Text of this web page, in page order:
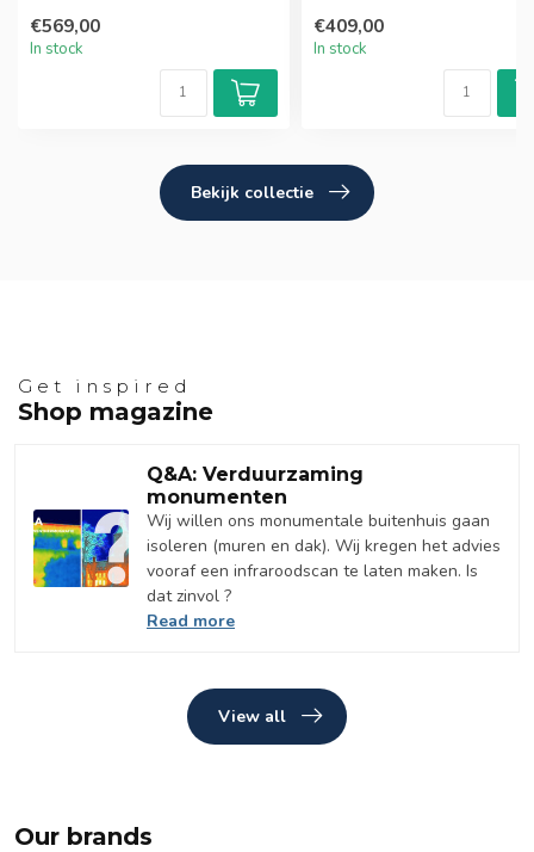
€569,00
In stock
€409,00
In stock
Bekijk collectie
Get inspired
Shop magazine
Q&A: Verduurzaming
monumenten
Wij willen ons monumentale buitenhuis gaan
isoleren (muren en dak). Wij kregen het advies
vooraf een infraroodscan te laten maken. Is
dat zinvol ?
Read more
View all
Our brands